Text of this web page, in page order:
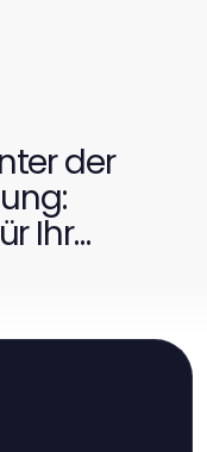
der
Ihr